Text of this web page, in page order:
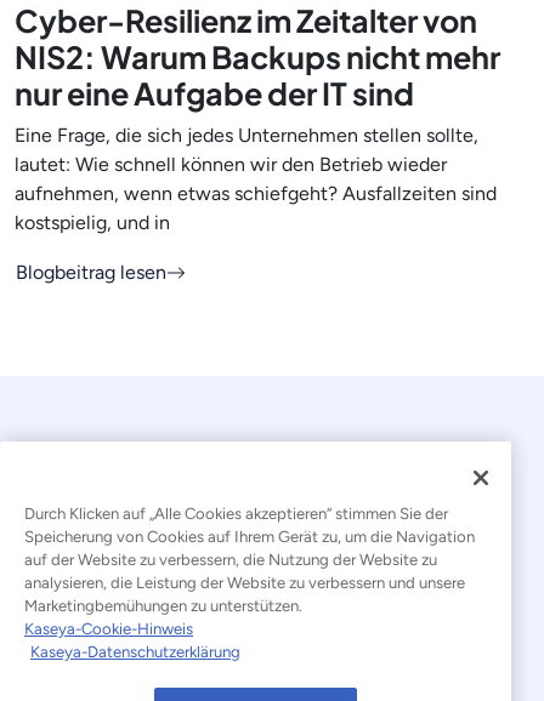
Cyber-Resilienz im Zeitalter von
NIS2: Warum Backups nicht mehr
nur eine Aufgabe der IT sind
Eine Frage, die sich jedes Unternehmen stellen sollte,
lautet: Wie schnell können wir den Betrieb wieder
aufnehmen, wenn etwas schiefgeht? Ausfallzeiten sind
kostspielig, und in
Blogbeitrag lesen
© 2026 Kaseya. Alle Rechte vorbehalten.
Deutsch
Erklärung zur Bekämpfung moderner Sklaverei
Durch Klicken auf „Alle Cookies akzeptieren“ stimmen Sie der
Speicherung von Cookies auf Ihrem Gerät zu, um die Navigation
auf der Website zu verbessern, die Nutzung der Website zu
analysieren, die Leistung der Website zu verbessern und unsere
Marketingbemühungen zu unterstützen.
Kaseya-Cookie-Hinweis
Kaseya-Datenschutzerklärung